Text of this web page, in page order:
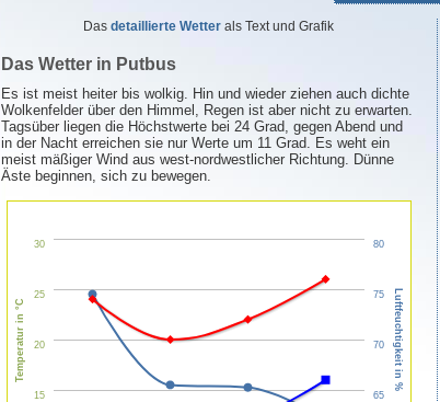
Das detaillierte Wetter als Text und Grafik
Das Wetter in Putbus
Es ist meist heiter bis wolkig. Hin und wieder ziehen auch dichte
Wolkenfelder über den Himmel, Regen ist aber nicht zu erwarten.
Tagsüber liegen die Höchstwerte bei 24 Grad, gegen Abend und
in der Nacht erreichen sie nur Werte um 11 Grad. Es weht ein
meist mäßiger Wind aus west-nordwestlicher Richtung. Dünne
Äste beginnen, sich zu bewegen.
Temperatur in °C Luftfeuchtigkeit in %
15
20
25
30
65
70
75
80